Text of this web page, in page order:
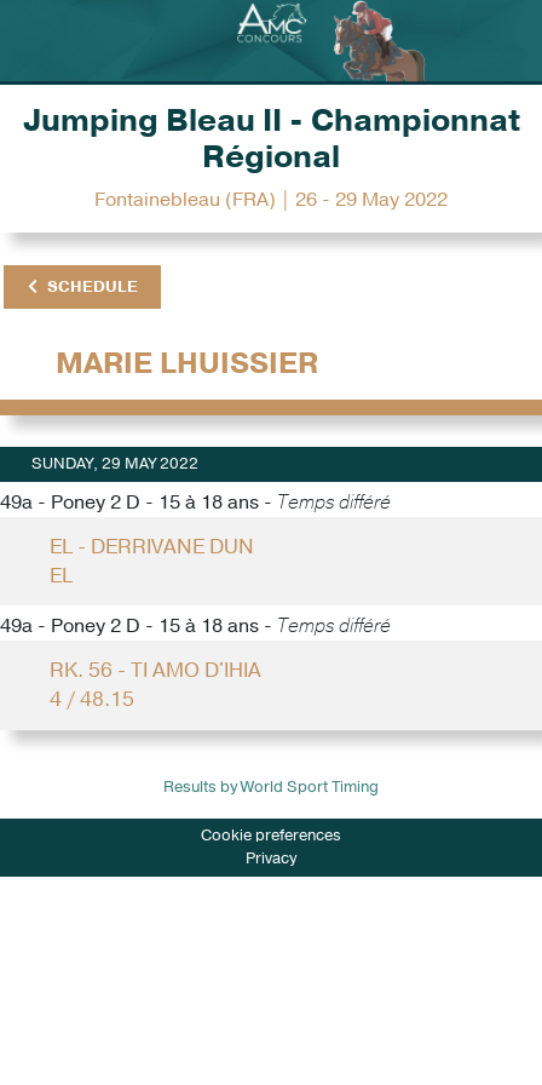
Jumping Bleau II - Championnat
Régional
Fontainebleau (FRA) | 26 - 29 May 2022
SCHEDULE
MARIE LHUISSIER
SUNDAY, 29 MAY 2022
49a - Poney 2 D - 15 à 18 ans - Temps différé
EL - DERRIVANE DUN
EL
49a - Poney 2 D - 15 à 18 ans - Temps différé
RK. 56 - TI AMO D'IHIA
4 / 48.15
Results by World Sport Timing
Cookie preferences
Privacy